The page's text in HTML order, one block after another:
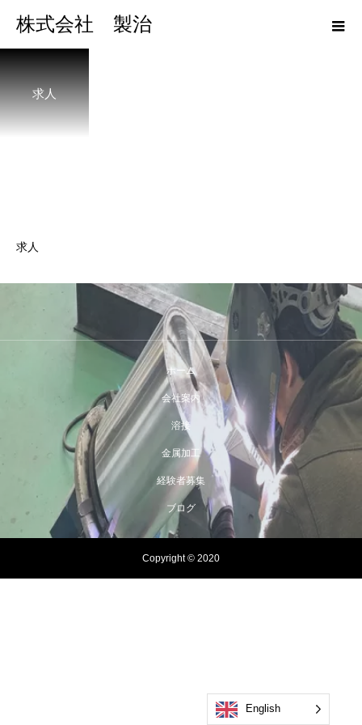
株式会社 製治
求人
求人
ホーム
会社案内
溶接
金属加工
経験者募集
ブログ
Copyright © 2020
English